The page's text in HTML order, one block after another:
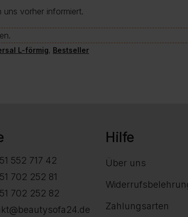
uns vorher informiert.
L-förmig, Bestseller
552 717 42
702 252 81
702 252 82
Hilfe
Über uns
Zahlungsarten